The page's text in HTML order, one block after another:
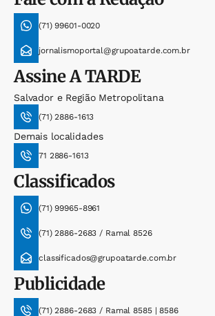
(71) 99601-0020
jornalismoportal@grupoatarde.com.br
AssineA TARDE
Salvador e Região Metropolitana
(71) 2886-1613
Demais localidades
71 2886-1613
Classificados
(71) 99965-8961
(71) 2886-2683 / Ramal 8526
classificados@grupoatarde.com.br
Publicidade
(71) 2886-2683 / Ramal 8585 | 8586